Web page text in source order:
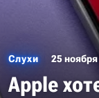
Слухи 25
Apple